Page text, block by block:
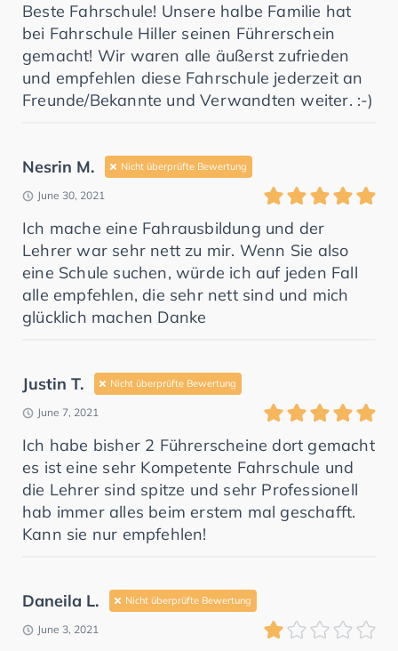
Beste Fahrschule! Unsere halbe Familie hat
bei Fahrschule Hiller seinen Führerschein
gemacht! Wir waren alle äußerst zufrieden
und empfehlen diese Fahrschule jederzeit an
Freunde/Bekannte und Verwandten weiter. :-)
Nesrin M. Nicht überprüfte Bewertung
June 30, 2021
Ich mache eine Fahrausbildung und der
Lehrer war sehr nett zu mir. Wenn Sie also
eine Schule suchen, würde ich auf jeden Fall
alle empfehlen, die sehr nett sind und mich
glücklich machen Danke
Justin T. Nicht überprüfte Bewertung
June 7, 2021
Ich habe bisher 2 Führerscheine dort gemacht
es ist eine sehr Kompetente Fahrschule und
die Lehrer sind spitze und sehr Professionell
hab immer alles beim erstem mal geschafft.
Kann sie nur empfehlen!
Daneila L. Nicht überprüfte Bewertung
June 3, 2021